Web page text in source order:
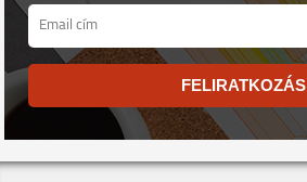
FELIRATKOZÁS